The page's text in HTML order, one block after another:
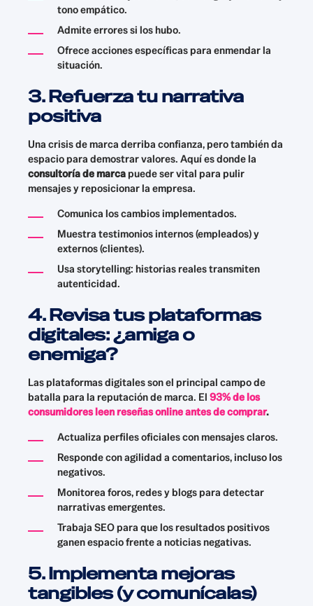
tono empático.
Admite errores si los hubo.
Ofrece acciones específicas para enmendar la
situación.
3. Refuerza tu narrativa
positiva
Una crisis de marca derriba confianza, pero también da
espacio para demostrar valores. Aquí es donde la
consultoría de marcapuede ser vital para pulir
mensajes y reposicionar la empresa.
Comunica los cambios implementados.
Muestra testimonios internos (empleados) y
externos (clientes).
Usa storytelling: historias reales transmiten
autenticidad.
4. Revisa tus plataformas
digitales: ¿amiga o
enemiga?
Las plataformas digitales son el principal campo de
batalla para la reputación de marca. El 93% de los
consumidores leen reseñas online antes de comprar.
Actualiza perfiles oficiales con mensajes claros.
Responde con agilidad a comentarios, incluso los
negativos.
Monitorea foros, redes y blogs para detectar
narrativas emergentes.
Trabaja SEO para que los resultados positivos
ganen espacio frente a noticias negativas.
5. Implementa mejoras
tangibles (y comunícalas)